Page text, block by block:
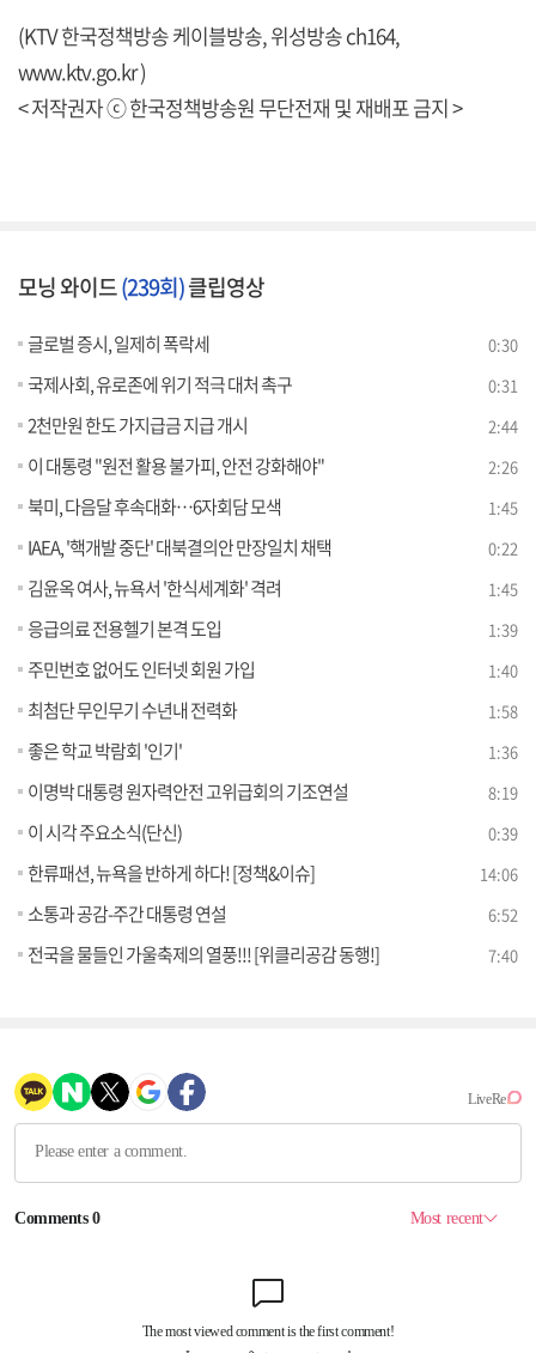
(KTV 한국정책방송 케이블방송, 위성방송 ch164,
www.ktv.go.kr )
< 저작권자 ⓒ 한국정책방송원 무단전재 및 재배포 금지 >
모닝 와이드(239회)클립영상
글로벌 증시, 일제히 폭락세 0:30
국제사회, 유로존에 위기 적극 대처 촉구 0:31
2천만원 한도 가지급금 지급 개시 2:44
이 대통령 "원전 활용 불가피, 안전 강화해야" 2:26
북미, 다음달 후속대화…6자회담 모색 1:45
IAEA, '핵개발 중단' 대북결의안 만장일치 채택 0:22
김윤옥 여사, 뉴욕서 '한식세계화' 격려 1:45
응급의료 전용헬기 본격 도입 1:39
주민번호 없어도 인터넷 회원 가입 1:40
최첨단 무인무기 수년내 전력화 1:58
좋은 학교 박람회 '인기' 1:36
이명박 대통령 원자력안전 고위급회의 기조연설 8:19
이 시각 주요소식(단신) 0:39
한류패션, 뉴욕을 반하게 하다! [정책&이슈] 14:06
소통과 공감-주간 대통령 연설 6:52
전국을 물들인 가울축제의 열풍!!! [위클리공감 동행!] 7:40